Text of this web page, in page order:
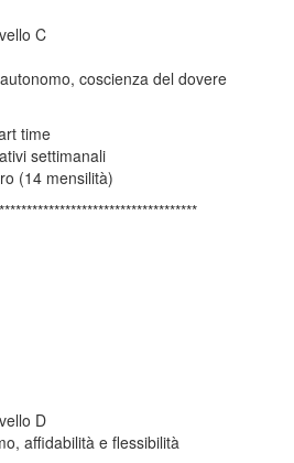
C
coscienza del dovere
time
settimanali
(14 mensilità)
D
affidabilità e flessibilità